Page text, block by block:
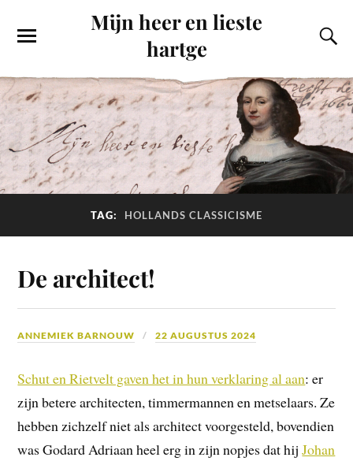
Mijn heer en lieste
hartge
TAG: HOLLANDS CLASSICISME
De architect!
ANNEMIEK BARNOUW 22 AUGUSTUS 2024
Schut en Rietvelt gaven het in hun verklaring al aan: er
zijn betere architecten, timmermannen en metselaars. Ze
hebben zichzelf niet als architect voorgesteld, bovendien
was Godard Adriaan heel erg in zijn nopjes dat hijJohan